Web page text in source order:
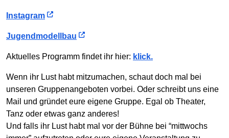
Instagram
Jugendmodellbau
Aktuelles Programm findet ihr hier: klick.
Wenn ihr Lust habt mitzumachen, schaut doch mal bei
unseren Gruppenangeboten vorbei. Oder schreibt uns eine
Mail und gründet eure eigene Gruppe. Egal ob Theater,
Tanz oder etwas ganz anderes!
Und falls ihr Lust habt mal vor der Bühne bei “mittwochs